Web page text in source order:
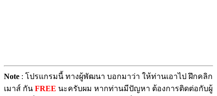
Note : โปรแกรมนี้ ทางผู้พัฒนา บอกมาว่า ให้ท่านเอาไป ฝึกคลิก
เมาส์ กัน FREE นะครับผม หากท่านมีปัญหา ต้องการติดต่อกับผู้